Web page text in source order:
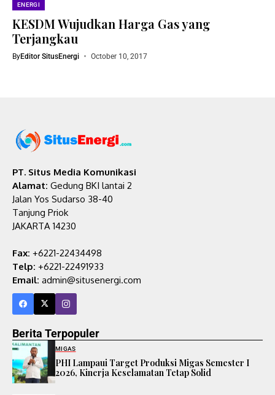
ENERGI
KESDM Wujudkan Harga Gas yang
Terjangkau
ByEditor SitusEnergi October 10, 2017
PT. Situs Media Komunikasi
Alamat: Gedung BKI lantai 2
Jalan Yos Sudarso 38-40
Tanjung Priok
JAKARTA 14230
Fax: +6221-22434498
Telp: +6221-22491933
Email: admin@situsenergi.com
Berita Terpopuler
MIGAS
PHI Lampaui Target Produksi Migas Semester I
2026, Kinerja Keselamatan Tetap Solid